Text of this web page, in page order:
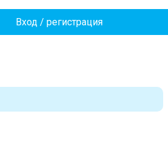
Вход / регистрация